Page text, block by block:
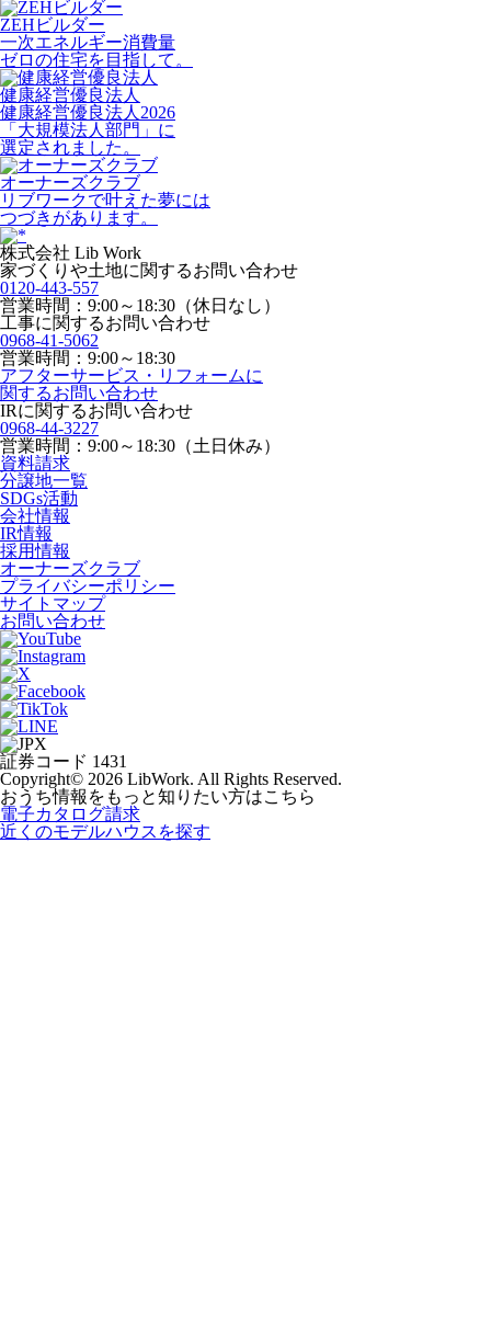
ZEHビルダー
一次エネルギー消費量
ゼロの住宅を目指して。
健康経営優良法人
健康経営優良法人2026
「大規模法人部門」に
選定されました。
オーナーズクラブ
リブワークで叶えた夢には
つづきがあります。
株式会社 Lib Work
家づくりや土地に関するお問い合わせ
0120-443-557
営業時間：9:00～18:30（休日なし）
工事に関するお問い合わせ
0968-41-5062
営業時間：9:00～18:30
アフターサービス・リフォームに
関するお問い合わせ
IRに関するお問い合わせ
0968-44-3227
営業時間：9:00～18:30（土日休み）
資料請求
分譲地一覧
SDGs活動
会社情報
IR情報
採用情報
オーナーズクラブ
プライバシーポリシー
サイトマップ
お問い合わせ
証券コード 1431
Copyright© 2026 LibWork. All Rights Reserved.
おうち情報をもっと知りたい方はこちら
電子カタログ請求
近くのモデルハウスを探す